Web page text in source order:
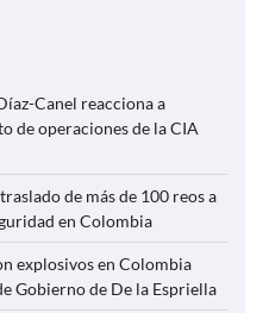
Canel reacciona a
de operaciones de la CIA
de más de 100 reos a
en Colombia
explosivos en Colombia
Gobierno de De la Espriella